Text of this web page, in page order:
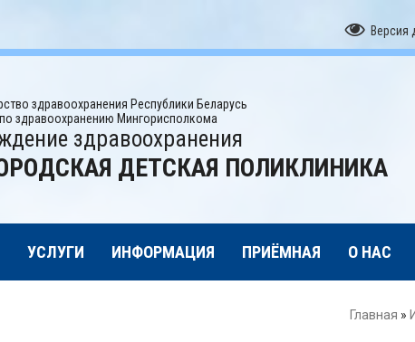
Версия
здравоохранения Республики Беларусь
здравоохранению Мингорисполкома
здравоохранения
ДЕТСКАЯ ПОЛИКЛИНИКА
УСЛУГИ ИНФОРМАЦИЯ ПРИЁМНАЯ О НАС
Главная »